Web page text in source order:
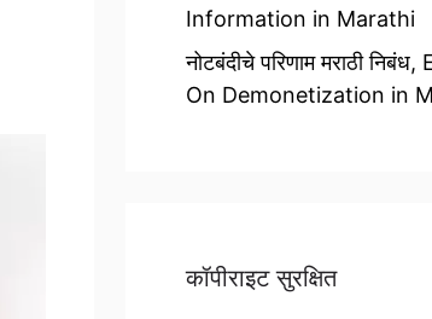
Information in Marathi
नोटबंदीचे परिणाम मराठी
On Demonetization in
कॉपीराइट सुरक्षित